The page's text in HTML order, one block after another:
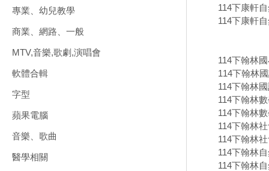
專業、幼兒教學
商業、網路、一般
MTV,音樂,歌劇,演唱會
軟體合輯
字型
蘋果電腦
音樂、歌曲
醫學相關
114下康軒
114下康軒
114下翰林
114下翰林
114下翰林
114下翰林
114下翰林
114下翰林
114下翰林
114下翰林
114下翰林